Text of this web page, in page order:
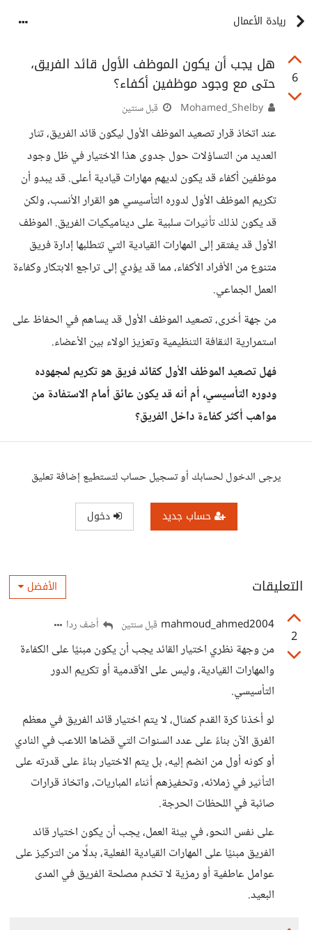
ريادة الأعمال
6
هل يجب أن يكون الموظف الأول قائد الفريق،
حتى مع وجود موظفين أكفاء؟
قبل سنتين
عند اتخاذ قرار تصعيد الموظف الأول ليكون قائد الفريق، تثار
العديد من التساؤلات حول جدوى هذا الاختيار في ظل وجود
موظفين أكفاء قد يكون لديهم مهارات قيادية أعلى. قد يبدو أن
تكريم الموظف الأول لدوره التأسيسي هو القرار الأنسب، ولكن
قد يكون لذلك تأثيرات سلبية على ديناميكيات الفريق. الموظف
الأول قد يفتقر إلى المهارات القيادية التي تتطلبها إدارة فريق
متنوع من الأفراد الأكفاء، مما قد يؤدي إلى تراجع الابتكار وكفاءة
العمل الجماعي.
من جهة أخرى، تصعيد الموظف الأول قد يساهم في الحفاظ على
استمرارية الثقافة التنظيمية وتعزيز الولاء بين الأعضاء.
فهل تصعيد الموظف الأول كقائد فريق هو تكريم لمجهوده
ودوره التأسيسي، أم أنه قد يكون عائق أمام الاستفادة من
مواهب أكثر كفاءة داخل الفريق؟
يرجى الدخول لحسابك أو تسجيل حساب لتستطيع إضافة تعليق
حساب جديد دخول
التعليقات الأفضل
2
mahmoud_ahmed2004 قبل سنتين أضف ردا
من وجهة نظري اختيار القائد يجب أن يكون مبنيًا على الكفاءة
والمهارات القيادية، وليس على الأقدمية أو تكريم الدور
التأسيسي.
لو أخذنا كرة القدم كمثال، لا يتم اختيار قائد الفريق في معظم
الفرق الآن بناءً على عدد السنوات التي قضاها اللاعب في النادي
أو كونه أول من انضم إليه، بل يتم الاختيار بناءً على قدرته على
التأثير في زملائه، وتحفيزهم أثناء المباريات، واتخاذ قرارات
صائبة في اللحظات الحرجة.
على نفس النحو، في بيئة العمل، يجب أن يكون اختيار قائد
الفريق مبنيًا على المهارات القيادية الفعلية، بدلًا من التركيز على
عوامل عاطفية أو رمزية لا تخدم مصلحة الفريق في المدى
البعيد.